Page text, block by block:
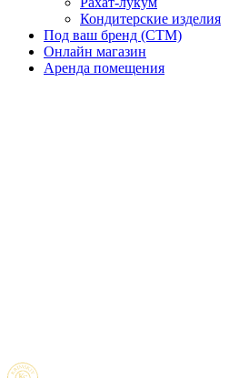
Кондитерские изделия
Под ваш бренд (CTM)
Онлайн магазин
Аренда помещения